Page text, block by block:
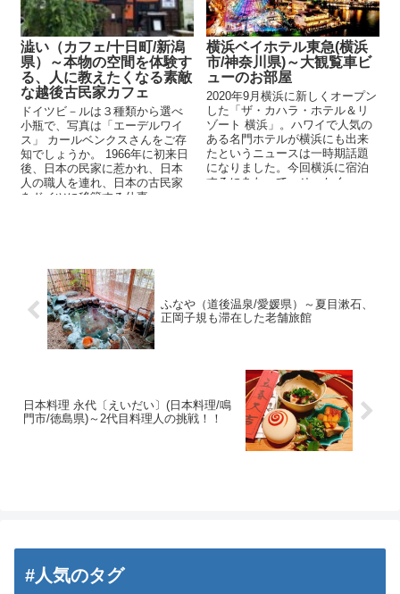
澁い（カフェ/十日町/新潟
県）～本物の空間を体験す
る、人に教えたくなる素敵
な越後古民家カフェ
ドイツビ－ルは３種類から選べ
小瓶で、写真は「エーデルワイ
ス」 カールベンクスさんをご存
知でしょうか。 1966年に初来日
後、日本の民家に惹かれ、日本
人の職人を連れ、日本の古民家
をドイツに移築する仕事...
横浜ベイホテル東急(横浜
市/神奈川県)～大観覧車ビ
ューのお部屋
2020年9月横浜に新しくオープン
した「ザ・カハラ・ホテル＆リ
ゾート 横浜」。ハワイで人気の
ある名門ホテルが横浜にも出来
たというニュースは一時期話題
になりました。今回横浜に宿泊
するにあたって、せっかく...
ふなや（道後温泉/愛媛県）～夏目漱石、
正岡子規も滞在した老舗旅館
日本料理 永代〔えいだい〕(日本料理/鳴
門市/徳島県)～2代目料理人の挑戦！！
#人気のタグ